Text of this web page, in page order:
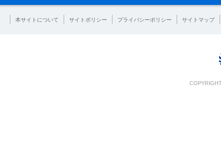
本サイトについて サイトポリシー プライバシーポリシー サイトマップ